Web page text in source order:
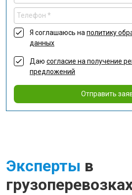
Я соглашаюсь наполитику
данных
Даю согласие на получение
предложений
Отправить
Эксперты в